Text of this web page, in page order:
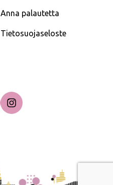
Anna palautetta
Tietosuojaseloste